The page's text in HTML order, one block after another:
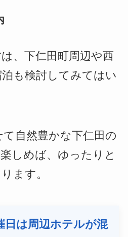
、下仁田町周辺や西
も検討してみてはい
自然豊かな下仁田の
しめば、ゆったりと
ます。
日は周辺ホテルが混